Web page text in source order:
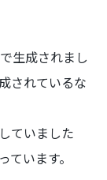
生成されまし
されているな
ていました
います。